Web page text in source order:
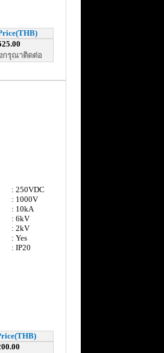
กรุณาติดต่อ
: 250VDC
: 1000V
: 10kA
: 6kV
: 2kV
: Yes
: IP20